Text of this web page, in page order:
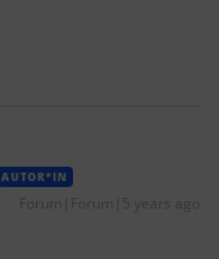
AUTOR*IN
Forum|Forum|5 years ago